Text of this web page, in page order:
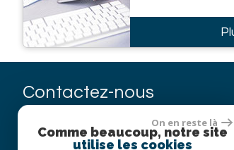
Contactez-nous
REGIE FRANCOIS GOFFIN - SYNDIC
Sèze
On en reste là
Comme beaucoup, notre site
utilise les cookies